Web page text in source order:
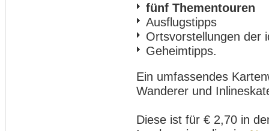
fünf Thementouren
Ausflugstipps
Ortsvorstellungen der
Geheimtipps.
Ein umfassendes
Wanderer und
Diese ist für € 2,70 in